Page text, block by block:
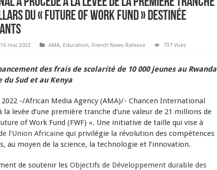
du « future of work fund » destinée
16 mai 2022 AMA, Education, French News Release 737 Vues
des frais de scolarité de 10 000 jeunes au Rwanda
Sud et au Kenya
2022 -/African Media Agency (AMA)/- Chancen International
la levée d’une première tranche d’une valeur de 21 millions de
of Work Fund (FWF) ». Une initiative de taille qui vise à
l’Union Africaine qui privilégie la révolution des compétences
au moyen de la science, la technologie et l’innovation.
de soutenir les Objectifs de Développement durable des